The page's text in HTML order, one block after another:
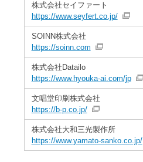
株式会社セイファート
https://www.seyfert.co.jp/
SOINN株式会社
https://soinn.com
株式会社Datailo
https://www.hyouka-ai.com/jp
文唱堂印刷株式会社
https://b-p.co.jp/
株式会社大和三光製作所
https://www.yamato-sanko.co.jp/